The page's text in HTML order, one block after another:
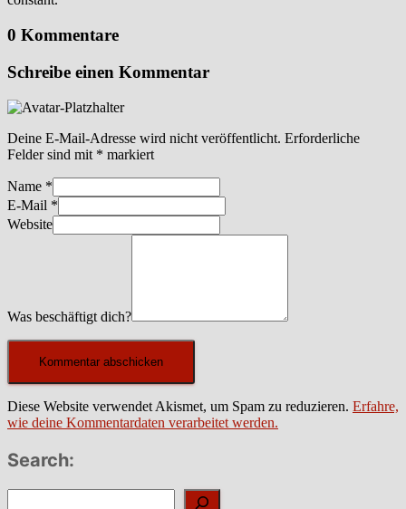
0 Kommentare
Schreibe einen Kommentar
Deine E-Mail-Adresse wird nicht veröffentlicht. Erforderliche
Felder sind mit * markiert
Name *
E-Mail *
Website
Was beschäftigt dich?
Diese Website verwendet Akismet, um Spam zu reduzieren. Erfahre,
wie deine Kommentardaten verarbeitet werden.
Search: